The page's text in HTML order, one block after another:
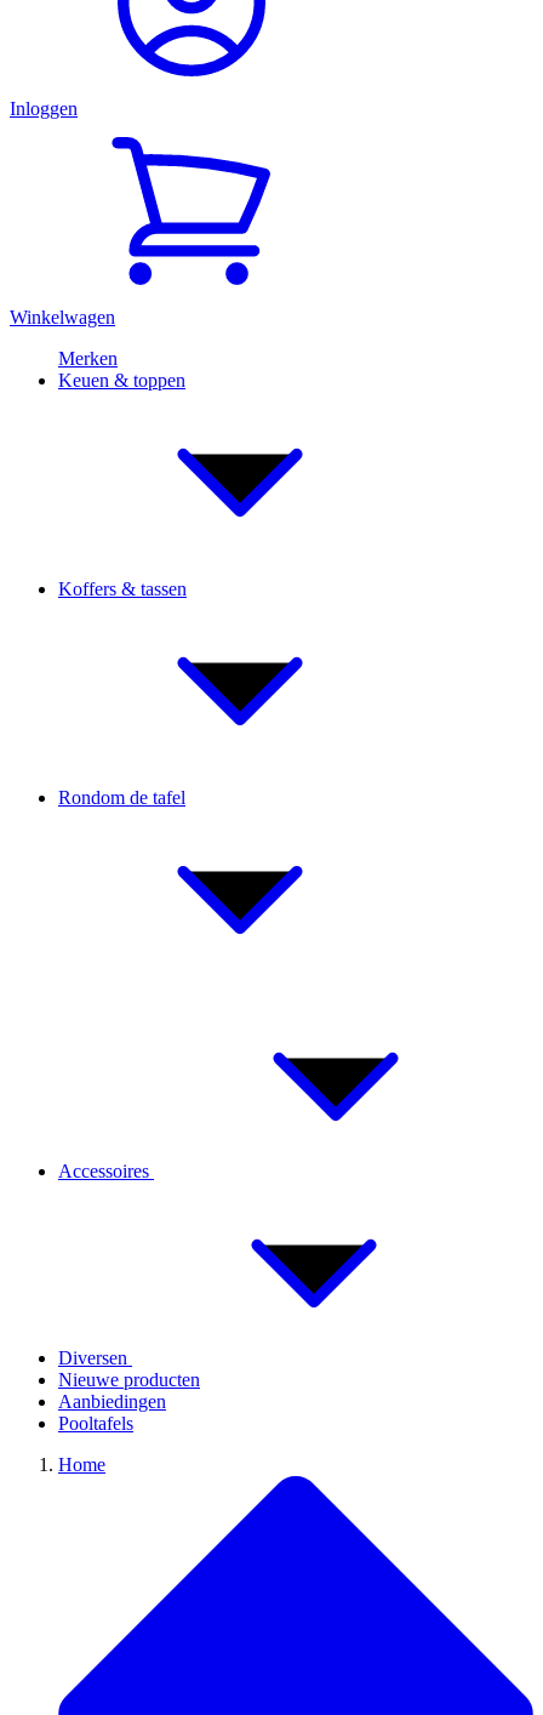
Inloggen
Winkelwagen
Merken
Keuen & toppen
Koffers & tassen
Rondom de tafel
Accessoires
Diversen
Nieuwe producten
Aanbiedingen
Pooltafels
Home